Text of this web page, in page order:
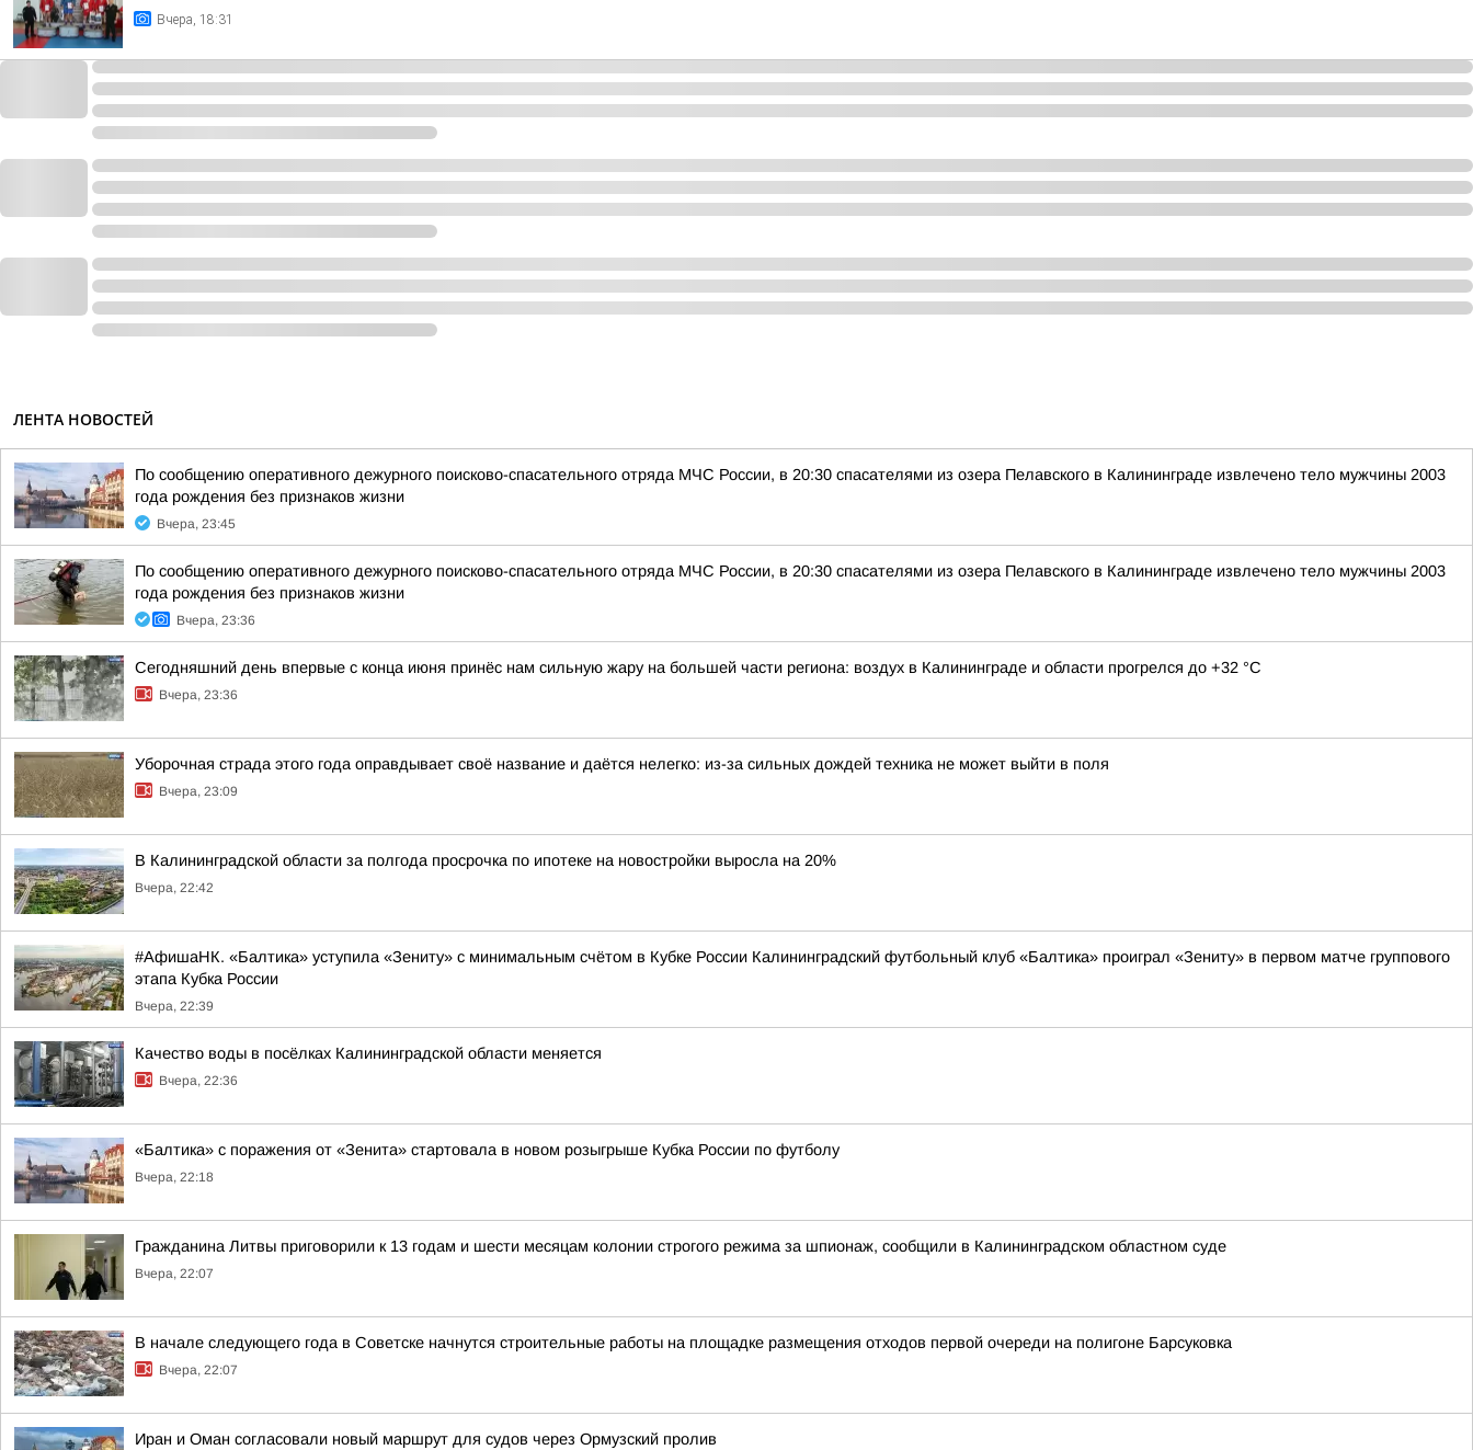
Вчера, 18:31
ЛЕНТА НОВОСТЕЙ
По сообщению оперативного дежурного поисково-спасательного отряда МЧС России, в 20:30 спасателями из озера Пелавского в Калининграде извлечено тело мужчины 2003
года рождения без признаков жизни
Вчера, 23:45
По сообщению оперативного дежурного поисково-спасательного отряда МЧС России, в 20:30 спасателями из озера Пелавского в Калининграде извлечено тело мужчины 2003
года рождения без признаков жизни
Вчера, 23:36
Сегодняшний день впервые с конца июня принёс нам сильную жару на большей части региона: воздух в Калининграде и области прогрелся до +32 °С
Вчера, 23:36
Уборочная страда этого года оправдывает своё название и даётся нелегко: из-за сильных дождей техника не может выйти в поля
Вчера, 23:09
В Калининградской области за полгода просрочка по ипотеке на новостройки выросла на 20%
Вчера, 22:42
#АфишаНК. «Балтика» уступила «Зениту» с минимальным счётом в Кубке России Калининградский футбольный клуб «Балтика» проиграл «Зениту» в первом матче группового
этапа Кубка России
Вчера, 22:39
Качество воды в посёлках Калининградской области меняется
Вчера, 22:36
«Балтика» с поражения от «Зенита» стартовала в новом розыгрыше Кубка России по футболу
Вчера, 22:18
Гражданина Литвы приговорили к 13 годам и шести месяцам колонии строгого режима за шпионаж, сообщили в Калининградском областном суде
Вчера, 22:07
В начале следующего года в Советске начнутся строительные работы на площадке размещения отходов первой очереди на полигоне Барсуковка
Вчера, 22:07
Иран и Оман согласовали новый маршрут для судов через Ормузский пролив